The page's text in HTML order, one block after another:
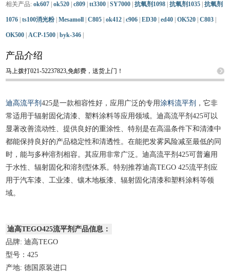
相关产品:ok607 |ok520 |c809 |tt3300 |SY7000 |抗氧剂1098 |抗氧剂1035 |抗氧剂
1076 |ts100消光粉|Mesamoll |C805 |ok412 |c906 |ED30 |ed40 |OK520 |C803
OK500 |ACP-1500 |byk-346
产品介绍
马上拨打021-52237823,免邮费，送货上门！
迪高流平剂425是一款相容性好，应用广泛的专用涂料流平剂 ，它非
常适用于辐射固化清漆、塑料涂料等应用领域。迪高流平剂425可以
显著改善流动性、提供良好的重涂性、特别是在高温条件下和清漆中
都能保持良好的产品稳定性和清透性。在能把发雾风险减至最低的同
时，能与多种溶剂相容。其应用非常广泛。迪高流平剂425可普遍用
于水性、辐射固化和溶剂型体系。特别推荐迪高TEGO 425流平剂应
用于汽车漆、工业漆、镶木地板漆、辐射固化清漆和塑料涂料等领
域。
迪高TEGO425流平剂产品信息：
品牌: 迪高TEGO
型号：425
产地: 德国原装进口